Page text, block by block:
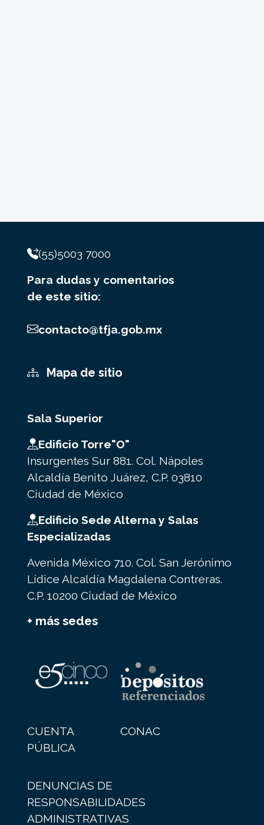
(55)5003 7000
Para dudas y comentarios
de este sitio:
contacto@tfja.gob.mx
Mapa de sitio
Sala Superior
Edificio Torre"O"
Insurgentes Sur 881. Col. Nápoles
Alcaldía Benito Juárez, C.P. 03810
Ciudad de México
Edificio Sede Alterna y Salas
Especializadas
Avenida México 710. Col. San Jerónimo
Lídice Alcaldía Magdalena Contreras.
C.P. 10200 Ciudad de México
+ más sedes
CUENTA
PÚBLICA
CONAC
DENUNCIAS DE
RESPONSABILIDADES
ADMINISTRATIVAS